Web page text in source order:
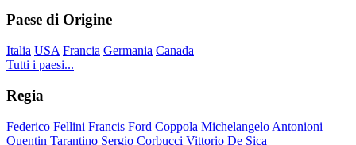
Paese di Origine
Italia USA Francia Germania Canada
Tutti i paesi...
Regia
Federico Fellini Francis Ford Coppola Michelangelo Antonioni
Quentin Tarantino Sergio Corbucci Vittorio De Sica